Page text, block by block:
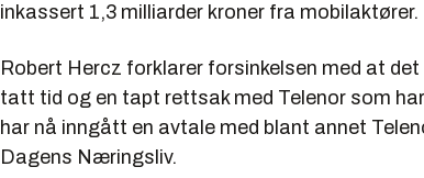
inkassert 1,3 milliarder kroner fra mobilaktører.
Robert Hercz forklarer forsinkelsen med at
tatt tid og en tapt rettsak med Telenor som
har nå inngått en avtale med blant annet
Dagens Næringsliv.